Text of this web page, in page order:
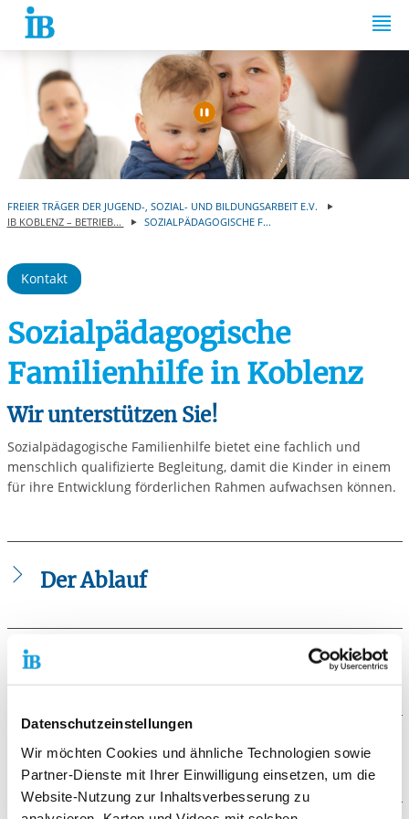
Datenschutzeinstellungen
Wir möchten Cookies und ähnliche Technologien sowie
Partner-Dienste mit Ihrer Einwilligung einsetzen, um die
Website-Nutzung zur Inhaltsverbesserung zu
Springe zum Inhalt
Automatische
FREIER TRÄGER DER JUGEND-, SOZIAL- UND BILDUNGSARBEIT E.V.
IB KOBLENZ – BETRIEB...
SOZIALPÄDAGOGISCHE F...
Kontakt
Sozialpädagogische
Familienhilfe in Koblenz
Wir unterstützen Sie!
Sozialpädagogische Familienhilfe bietet eine fachlich und
menschlich qualifizierte Begleitung, damit die Kinder in einem
für ihre Entwicklung förderlichen Rahmen aufwachsen können.
Der Ablauf
Betreuung und Begleitung werden die Eltern in ihrer
Erziehungsfähigkeit gestärkt. Sie erhalten Unterstützung
bei der Bewältigung von Alltagsproblemen, bei der Lösung
und Institutionen.
Arbeitsschwerpunkte:
Beratung in Erziehungsfragen
Lebenspraktische Hilfe
Die Voraussetzungen
Die gesetzlichen Grundlagen der sozialpädagogischen
Familienhilfe: SGB VIII § 31
Die Zielgruppe
Familien deren Lebenssituation so belastet ist, dass ohne